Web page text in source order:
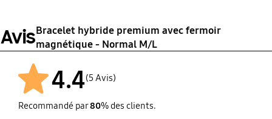
AvisBracelet hybride premium avec fermoir
magnétique - Normal M/L
4.4(5 Avis)
Recommandé par80% des clients.